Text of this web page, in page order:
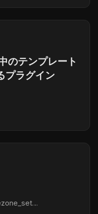
のテンプレート
プラグイン